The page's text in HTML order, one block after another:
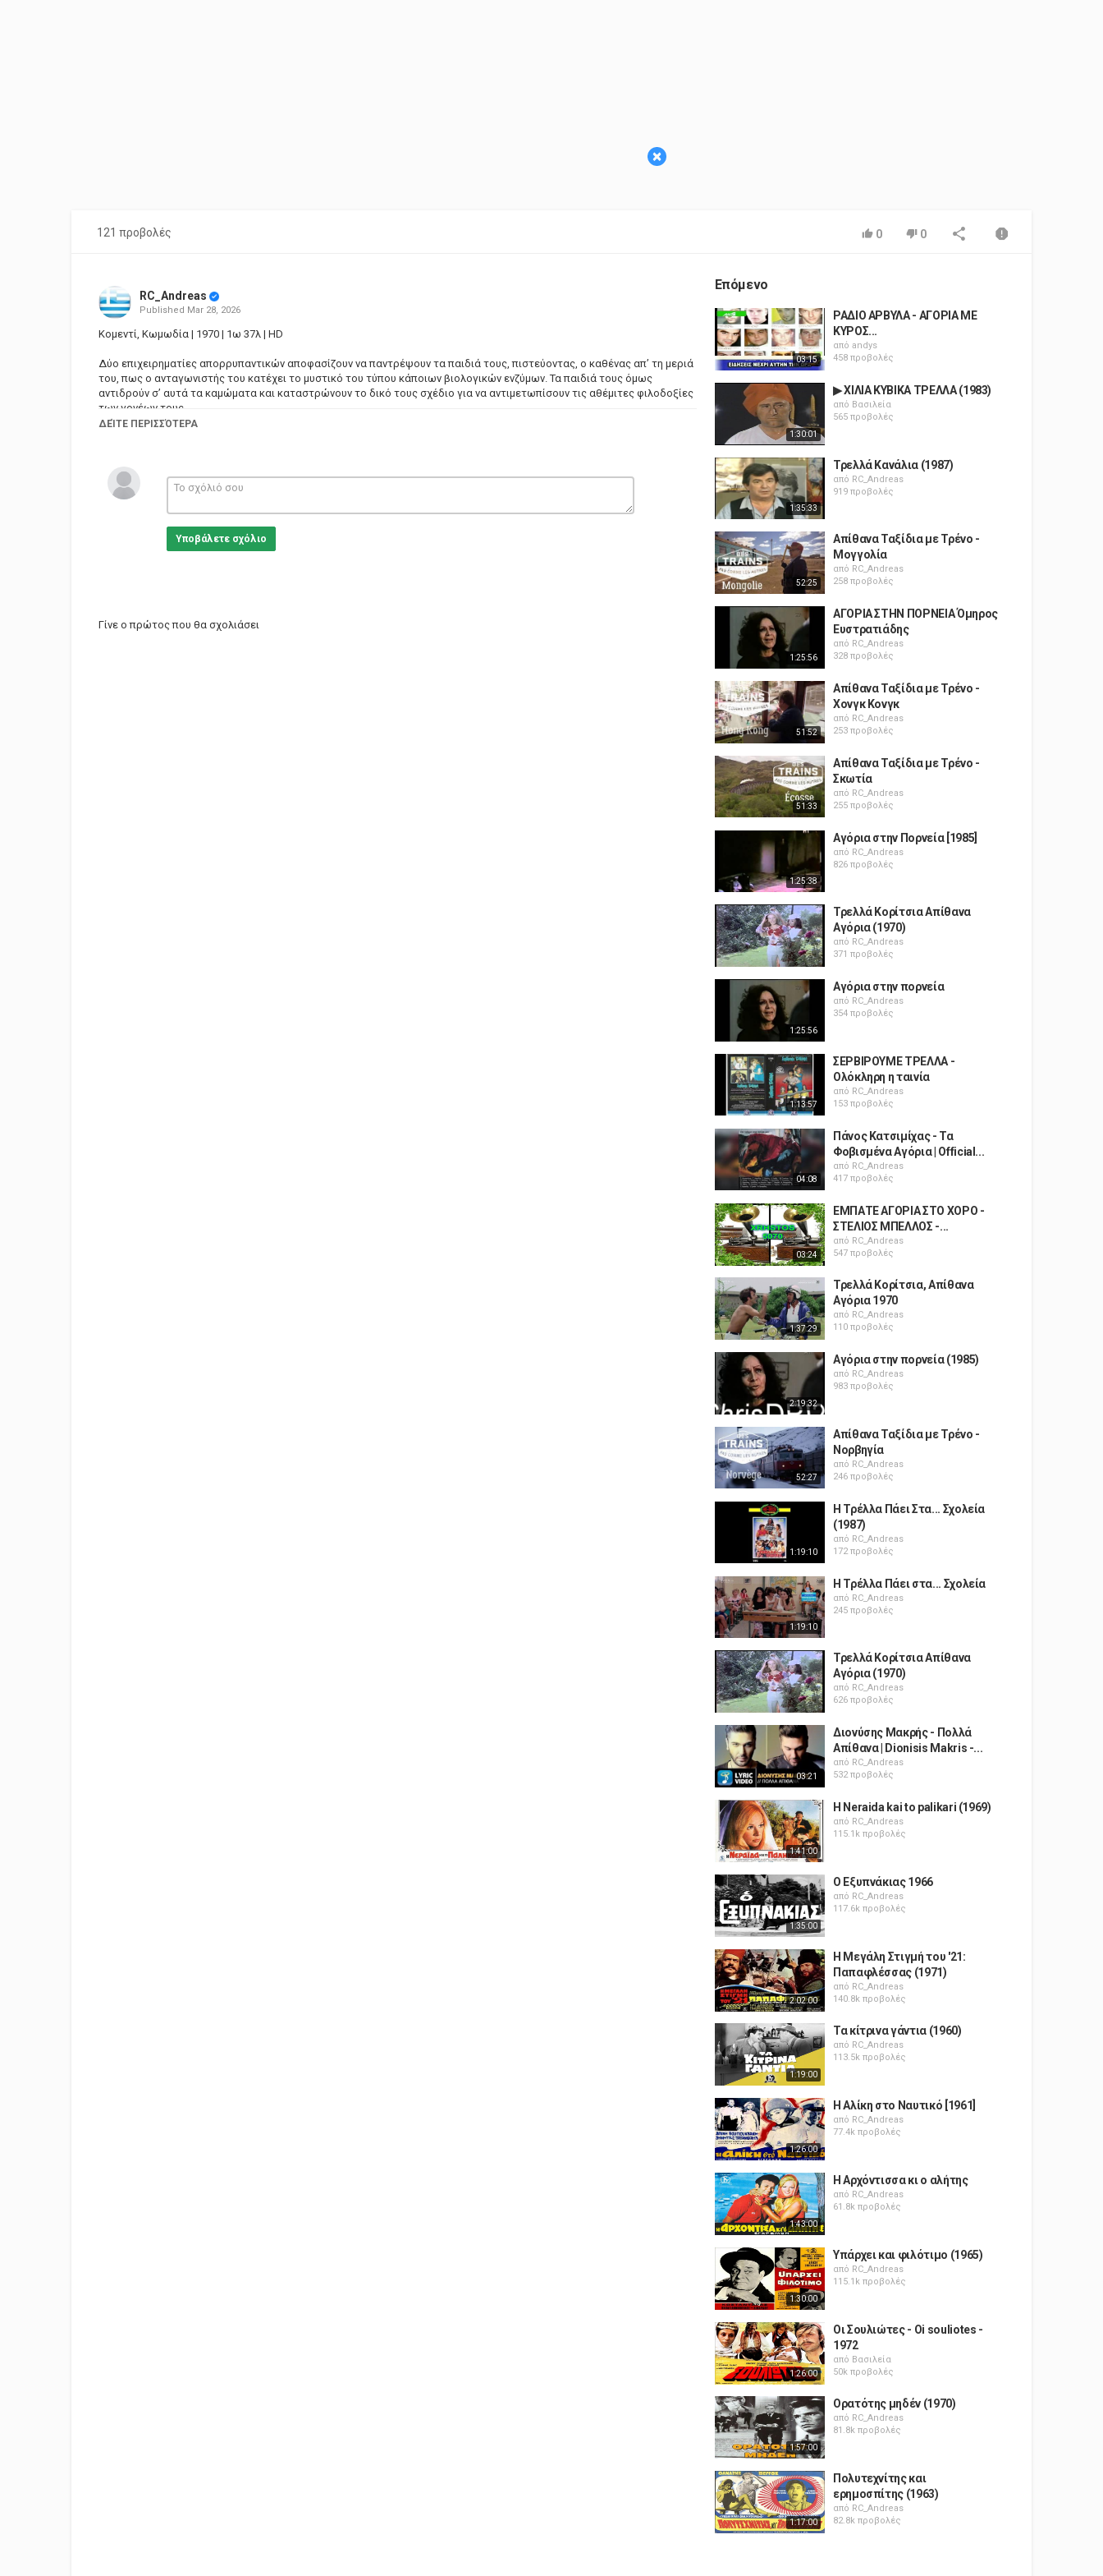
×
121 προβολές 0 0
RC_Andreas
Published Mar 28, 2026
Κομεντί, Κωμωδία | 1970 | 1ω 37λ | HD
Δύο επιχειρηματίες απορρυπαντικών αποφασίζουν να παντρέψουν τα παιδιά τους, πιστεύοντας, ο καθένας απ’ τη μεριά
του, πως ο ανταγωνιστής του κατέχει το μυστικό του τύπου κάποιων βιολογικών ενζύμων. Τα παιδιά τους όμως
αντιδρούν σ’ αυτά τα καμώματα και καταστρώνουν το δικό τους σχέδιο για να αντιμετωπίσουν τις αθέμιτες φιλοδοξίες
των γονέων τους.
Σκηνοθεσία: Παναγιώτης Κωνσταντίνου
Σενάριο: Παναγιώτης Κωνσταντίνου , Κώστας Παπαπέτρος
Greek Films
ΔΕΊΤΕ ΠΕΡΙΣΣΌΤΕΡΑ
Υποβάλετε σχόλιο
Γίνε ο πρώτος που θα σχολιάσει
Επόμενο
03:15
ΡΑΔΙΟ ΑΡΒΥΛΑ - ΑΓΟΡΙΑ ΜΕ
ΚΥΡΟΣ...
από andys
458 προβολές
1:30:01
▶ ΧΙΛΙΑ ΚΥΒΙΚΑ ΤΡΕΛΛΑ (1983)
από Βασιλεία
565 προβολές
1:35:33
Τρελλά Κανάλια (1987)
από RC_Andreas
919 προβολές
52:25
Απίθανα Ταξίδια με Τρένο -
Μογγολία
από RC_Andreas
258 προβολές
1:25:56
ΑΓΟΡΙΑ ΣΤΗΝ ΠΟΡΝΕΙΑ Όμηρος
Ευστρατιάδης
από RC_Andreas
328 προβολές
51:52
Απίθανα Ταξίδια με Τρένο -
Χονγκ Κονγκ
από RC_Andreas
253 προβολές
51:33
Απίθανα Ταξίδια με Τρένο -
Σκωτία
από RC_Andreas
255 προβολές
1:25:38
Αγόρια στην Πορνεία [1985]
από RC_Andreas
826 προβολές
Τρελλά Κορίτσια Απίθανα
Αγόρια (1970)
από RC_Andreas
371 προβολές
1:25:56
Αγόρια στην πορνεία
από RC_Andreas
354 προβολές
1:13:57
ΣΕΡΒΙΡΟΥΜΕ ΤΡΕΛΛΑ -
Ολόκληρη η ταινία
από RC_Andreas
153 προβολές
04:08
Πάνος Κατσιμίχας - Τα
Φοβισμένα Αγόρια | Official...
από RC_Andreas
417 προβολές
03:24
ΕΜΠΑΤΕ ΑΓΟΡΙΑ ΣΤΟ ΧΟΡΟ -
ΣΤΕΛΙΟΣ ΜΠΕΛΛΟΣ -...
από RC_Andreas
547 προβολές
1:37:29
Τρελλά Κορίτσια, Απίθανα
Αγόρια 1970
από RC_Andreas
110 προβολές
2:19:32
Αγόρια στην πορνεία (1985)
από RC_Andreas
983 προβολές
52:27
Απίθανα Ταξίδια με Τρένο -
Νορβηγία
από RC_Andreas
246 προβολές
1:19:10
Η Τρέλλα Πάει Στα... Σχολεία
(1987)
από RC_Andreas
172 προβολές
1:19:10
Η Τρέλλα Πάει στα... Σχολεία
από RC_Andreas
245 προβολές
Τρελλά Κορίτσια Απίθανα
Αγόρια (1970)
από RC_Andreas
626 προβολές
03:21
Διονύσης Μακρής - Πολλά
Απίθανα | Dionisis Makris -...
από RC_Andreas
532 προβολές
1:41:00
H Neraida kai to palikari (1969)
από RC_Andreas
115.1k προβολές
1:35:00
Ο Εξυπνάκιας 1966
από RC_Andreas
117.6k προβολές
2:02:00
Η Μεγάλη Στιγμή του '21:
Παπαφλέσσας (1971)
από RC_Andreas
140.8k προβολές
1:19:00
Τα κίτρινα γάντια (1960)
από RC_Andreas
113.5k προβολές
1:26:00
Η Αλίκη στο Ναυτικό [1961]
από RC_Andreas
77.4k προβολές
1:43:00
Η Αρχόντισσα κι ο αλήτης
από RC_Andreas
61.8k προβολές
1:30:00
Υπάρχει και φιλότιμο (1965)
από RC_Andreas
115.1k προβολές
1:26:00
Οι Σουλιώτες - Oi souliotes -
1972
από Βασιλεία
50k προβολές
1:57:00
Ορατότης μηδέν (1970)
από RC_Andreas
81.8k προβολές
1:17:00
Πολυτεχνίτης και
ερημοσπίτης (1963)
από RC_Andreas
82.8k προβολές